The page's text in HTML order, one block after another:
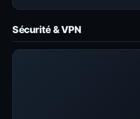
Sécurité & VPN